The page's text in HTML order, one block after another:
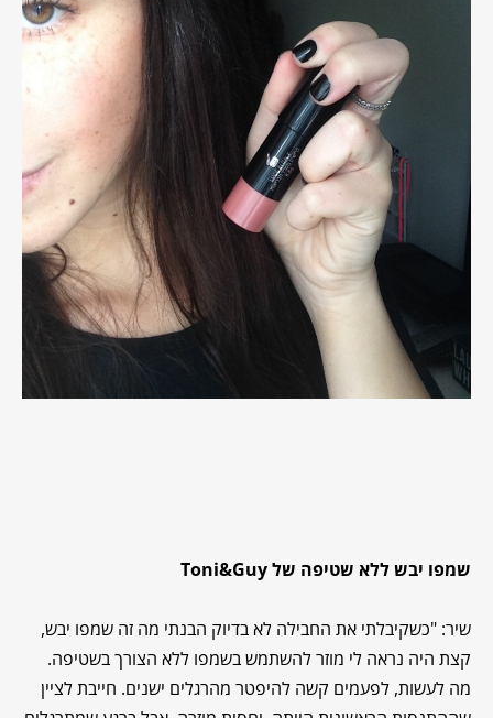
שמפו יבש ללא שטיפה של Toni&Guy
שיר: "כשקיבלתי את החבילה לא בדיוק הבנתי מה זה שמפו יבש,
קצת היה נראה לי מוזר להשתמש בשמפו ללא הצורך בשטיפה.
מה לעשות, לפעמים קשה להיפטר מהרגלים ישנים. חייבת לציין